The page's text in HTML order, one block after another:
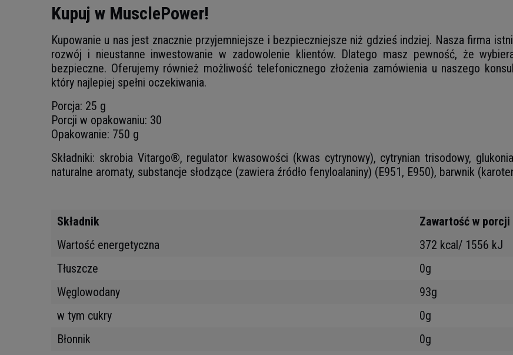
Kupuj w MusclePower!
Kupowanie u nas jest znacznie przyjemniejsze i bezpieczniejsze niż gdzieś indziej. Nasza firma
rozwój i nieustanne inwestowanie w zadowolenie klientów. Dlatego masz pewność, że
bezpieczne. Oferujemy również możliwość telefonicznego złożenia zamówienia u naszego
który najlepiej spełni oczekiwania.
Porcja: 25 g
Porcji w opakowaniu: 30
Opakowanie: 750 g
Składniki: skrobia Vitargo®, regulator kwasowości (kwas cytrynowy), cytrynian trisodowy,
naturalne aromaty, substancje słodzące (zawiera źródło fenyloalaniny) (E951, E950), barwnik
Składnik
Zawartość w porcji
Wartość energetyczna
372 kcal/ 1556 kJ
Tłuszcze
0g
Węglowodany
93g
w tym cukry
0g
Błonnik
0g